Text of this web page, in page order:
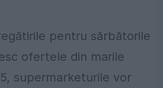
pentru sărbătorile
ofertele din marile
supermarketurile vor